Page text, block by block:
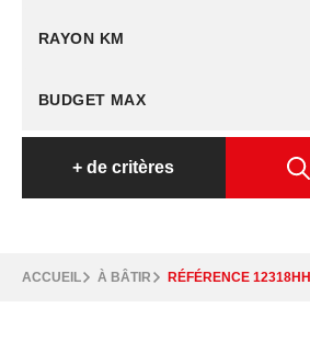
RAYON KM
+ de critères
ACCUEIL À BÂTIR RÉFÉRENCE 12318HH